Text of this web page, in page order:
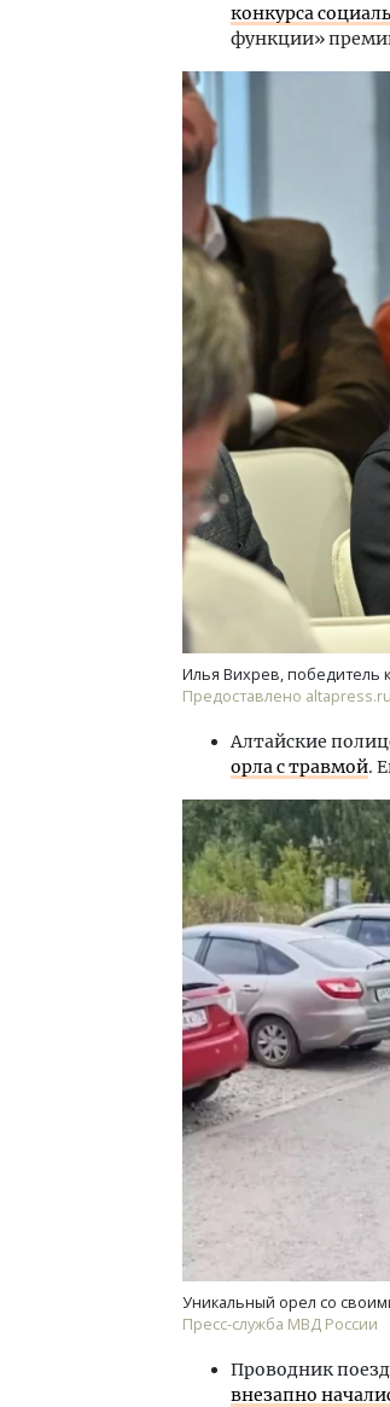
конкурса
функции»
Илья Вихрев, победитель
Предоставлено
Алтайские
орла с травмой.
Уникальный орел со
Пресс-служба МВД России
Проводник
внезапно